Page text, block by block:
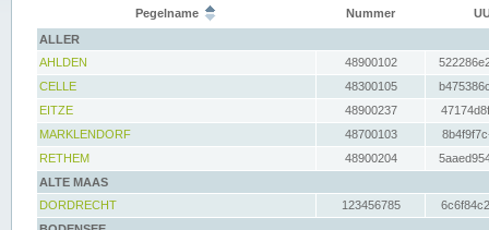
Pegelname Nummer
ALLER
AHLDEN
48900102
CELLE
48300105
EITZE
48900237
MARKLENDORF
48700103
RETHEM
48900204
ALTE MAAS
DORDRECHT
123456785